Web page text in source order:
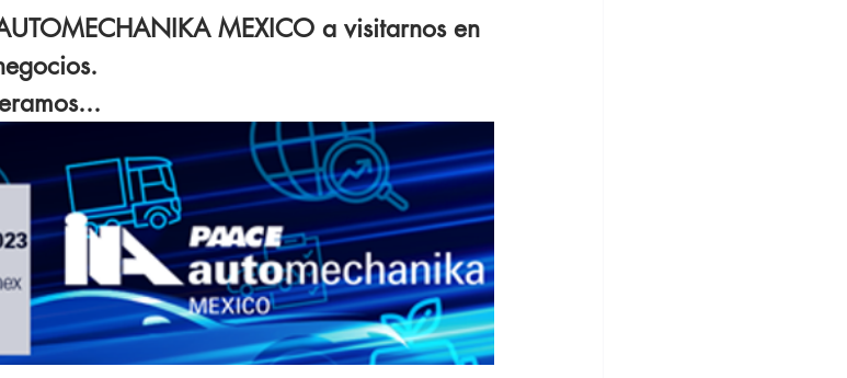
MEXICO a visitarnos en